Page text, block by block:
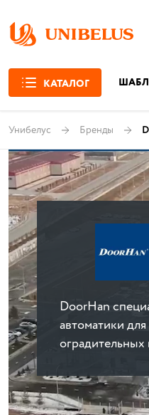
КАТАЛОГ
Унибелус Бренды
DoorHan
автоматики